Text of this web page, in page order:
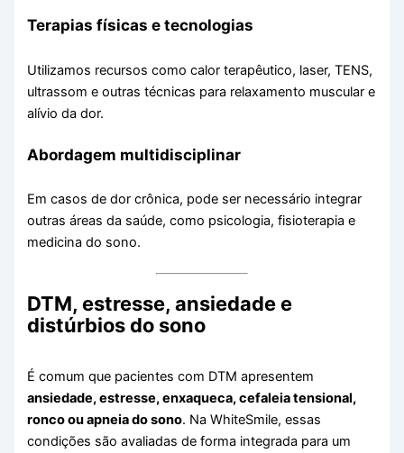
Terapias físicas e tecnologias
Utilizamos recursos como calor terapêutico, laser, TENS,
ultrassom e outras técnicas para relaxamento muscular e
alívio da dor.
Abordagem multidisciplinar
Em casos de dor crônica, pode ser necessário integrar
outras áreas da saúde, como psicologia, fisioterapia e
medicina do sono.
DTM, estresse, ansiedade e
distúrbios do sono
É comum que pacientes com DTM apresentem
ansiedade, estresse, enxaqueca, cefaleia tensional,
ronco ou apneia do sono. Na WhiteSmile, essas
condições são avaliadas de forma integrada para um